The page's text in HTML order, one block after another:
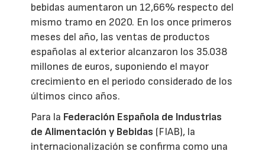
bebidas aumentaron un 12,66% respecto del
mismo tramo en 2020. En los once primeros
meses del año, las ventas de productos
españolas al exterior alcanzaron los 35.038
millones de euros, suponiendo el mayor
crecimiento en el periodo considerado de los
últimos cinco años.
Para la Federación Española de Industrias
de Alimentación y Bebidas (FIAB), la
internacionalización se confirma como una